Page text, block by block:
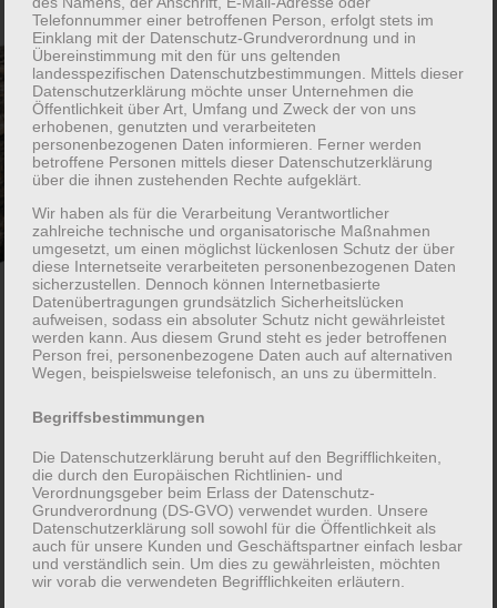
Kontakt
Zimmerei Jessen
Adrian Jessen
Löwenzahnweg 23
26135 Oldenburg
Tel.: 0162 / 86 90 339
E-Mail: info@zimmerei-jessen.de
Kontaktformular
Telefonnummer einer betroffenen Person, erfolgt stets im
Einklang mit der Datenschutz-Grundverordnung und in
Übereinstimmung mit den für uns geltenden
landesspezifischen Datenschutzbestimmungen. Mittels dieser
Datenschutzerklärung möchte unser Unternehmen die
Öffentlichkeit über Art, Umfang und Zweck der von uns
erhobenen, genutzten und verarbeiteten
personenbezogenen Daten informieren. Ferner werden
betroffene Personen mittels dieser Datenschutzerklärung
über die ihnen zustehenden Rechte aufgeklärt.
Wir haben als für die Verarbeitung Verantwortlicher
zahlreiche technische und organisatorische Maßnahmen
umgesetzt, um einen möglichst lückenlosen Schutz der über
diese Internetseite verarbeiteten personenbezogenen Daten
sicherzustellen. Dennoch können Internetbasierte
Datenübertragungen grundsätzlich Sicherheitslücken
aufweisen, sodass ein absoluter Schutz nicht gewährleistet
werden kann. Aus diesem Grund steht es jeder betroffenen
Person frei, personenbezogene Daten auch auf alternativen
Wegen, beispielsweise telefonisch, an uns zu übermitteln.
Begriffsbestimmungen
Die Datenschutzerklärung beruht auf den Begrifflichkeiten,
die durch den Europäischen Richtlinien- und
Verordnungsgeber beim Erlass der Datenschutz-
Grundverordnung (DS-GVO) verwendet wurden. Unsere
Datenschutzerklärung soll sowohl für die Öffentlichkeit als
auch für unsere Kunden und Geschäftspartner einfach lesbar
und verständlich sein. Um dies zu gewährleisten, möchten
wir vorab die verwendeten Begrifflichkeiten erläutern.